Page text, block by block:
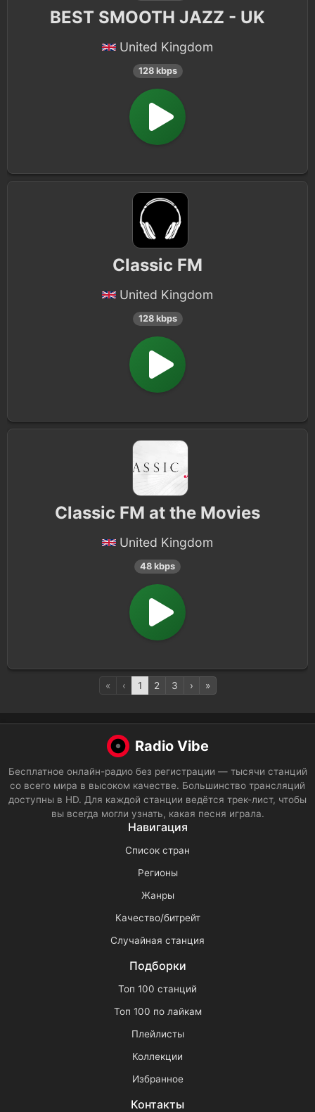
BEST SMOOTH JAZZ - UK
United Kingdom
128 kbps
Classic FM
United Kingdom
128 kbps
Classic FM at the Movies
United Kingdom
48 kbps
« ‹ 1 2 3 › »
Radio Vibe
Бесплатное онлайн-радио без регистрации — тысячи станций
со всего мира в высоком качестве. Большинство трансляций
доступны в HD. Для каждой станции ведётся трек-лист, чтобы
вы всегда могли узнать, какая песня играла.
Навигация
Список стран
Регионы
Жанры
Качество/битрейт
Случайная станция
Подборки
Топ 100 станций
Топ 100 по лайкам
Плейлисты
Коллекции
Избранное
Контакты